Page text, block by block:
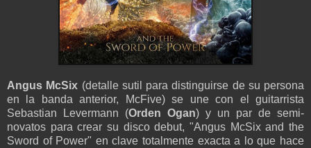
Angus McSix (detalle sutil para distinguirse de su persona
en la banda anterior, McFive) se une con el guitarrista
Sebastian Levermann (Orden Ogan) y un par de semi-
novatos para crear su disco debut, "Angus McSix and the
Sword of Power" en clave totalmente exacta a lo que hace